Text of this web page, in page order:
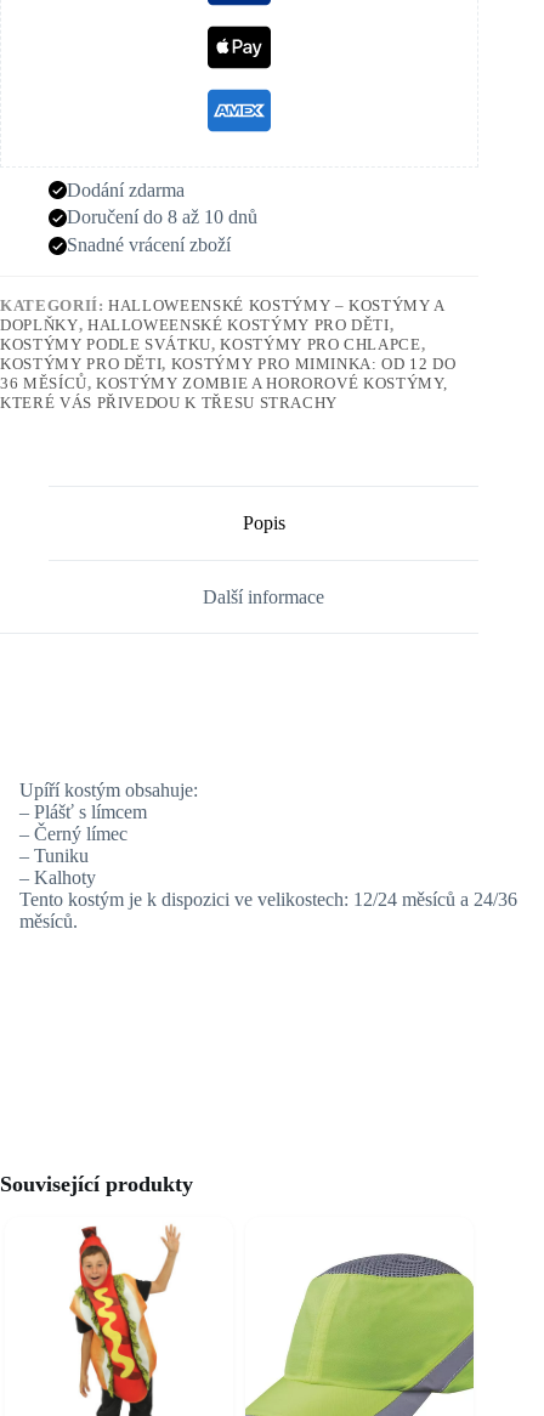
Dodání zdarma
Doručení do 8 až 10 dnů
Snadné vrácení zboží
KATEGORIÍ:HALLOWEENSKÉ KOSTÝMY – KOSTÝMY A
DOPLŇKY, HALLOWEENSKÉ KOSTÝMY PRO DĚTI,
KOSTÝMY PODLE SVÁTKU,KOSTÝMY PRO CHLAPCE,
KOSTÝMY PRO DĚTI, KOSTÝMY PRO MIMINKA: OD 12 DO
36 MĚSÍCŮ,KOSTÝMY ZOMBIE A HOROROVÉ KOSTÝMY,
KTERÉ VÁS PŘIVEDOU K TŘESU STRACHY
Popis
Další informace
Upíří kostým obsahuje:
– Plášť s límcem
– Černý límec
– Tuniku
– Kalhoty
Tento kostým je k dispozici ve velikostech: 12/24 měsíců a 24/36
měsíců.
Související produkty